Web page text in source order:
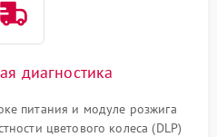
диагностика
питания и модуле розжига
цветового колеса (DLP)